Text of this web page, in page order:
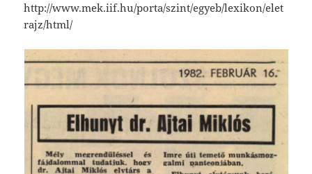
http://www.mek.iif.hu/porta/szint/egyeb/lexikon/elet
rajz/html/